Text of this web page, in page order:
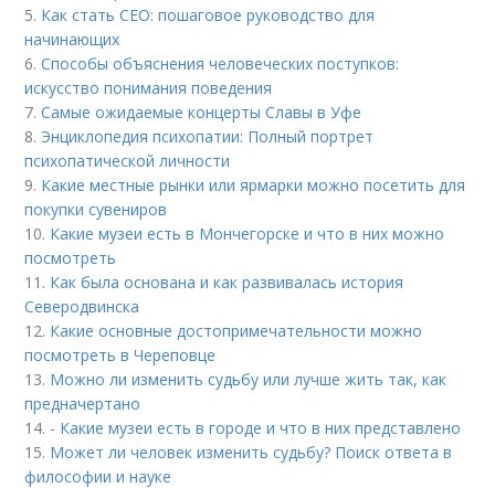
5. Как стать CEO: пошаговое руководство для
начинающих
6.Способы объяснения человеческих поступков:
искусство понимания поведения
7.Самые ожидаемые концерты Славы в Уфе
8. Энциклопедия психопатии: Полный портрет
психопатической личности
9. Какие местные рынки или ярмарки можно посетить для
покупки сувениров
10. Какие музеи есть в Мончегорске и что в них можно
посмотреть
11. Как была основана и как развивалась история
Северодвинска
12. Какие основные достопримечательности можно
посмотреть в Череповце
13. Можно ли изменить судьбу или лучше жить так, как
предначертано
14. - Какие музеи есть в городе и что в них представлено
15. Может ли человек изменить судьбу? Поиск ответа в
философии и науке